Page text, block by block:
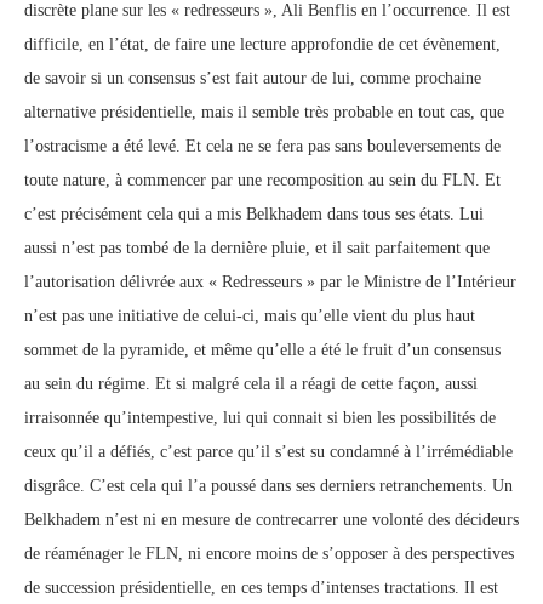
discrète plane sur les « redresseurs », Ali Benflis en l’occurrence. Il est
difficile, en l’état, de faire une lecture approfondie de cet évènement,
de savoir si un consensus s’est fait autour de lui, comme prochaine
alternative présidentielle, mais il semble très probable en tout cas, que
l’ostracisme a été levé. Et cela ne se fera pas sans bouleversements de
toute nature, à commencer par une recomposition au sein du FLN. Et
c’est précisément cela qui a mis Belkhadem dans tous ses états. Lui
aussi n’est pas tombé de la dernière pluie, et il sait parfaitement que
l’autorisation délivrée aux « Redresseurs » par le Ministre de l’Intérieur
n’est pas une initiative de celui-ci, mais qu’elle vient du plus haut
sommet de la pyramide, et même qu’elle a été le fruit d’un consensus
au sein du régime. Et si malgré cela il a réagi de cette façon, aussi
irraisonnée qu’intempestive, lui qui connait si bien les possibilités de
ceux qu’il a défiés, c’est parce qu’il s’est su condamné à l’irrémédiable
disgrâce. C’est cela qui l’a poussé dans ses derniers retranchements. Un
Belkhadem n’est ni en mesure de contrecarrer une volonté des décideurs
de réaménager le FLN, ni encore moins de s’opposer à des perspectives
de succession présidentielle, en ces temps d’intenses tractations. Il est